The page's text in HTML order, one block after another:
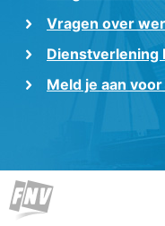
Vragen over
Dienstverlening
Meld je aan